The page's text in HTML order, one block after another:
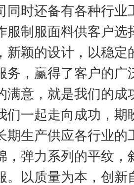
同时还备有各种行业
服制服面料供客户选
新颖的设计，以稳定
务，赢得了客户的广
满意，就是我们的成
们一起走向成功，期
期生产供应各行业的
，弹力系列的平纹，
。以质量为本，创新